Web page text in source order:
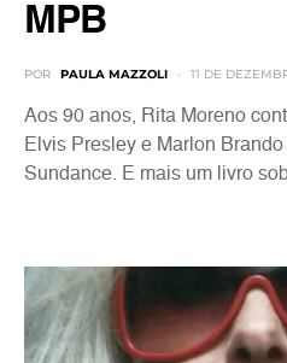
MPB
POR PAULA MAZZOLI 11 DE
Aos 90 anos, Rita Moreno
Elvis Presley e Marlon
Sundance. E mais um livro